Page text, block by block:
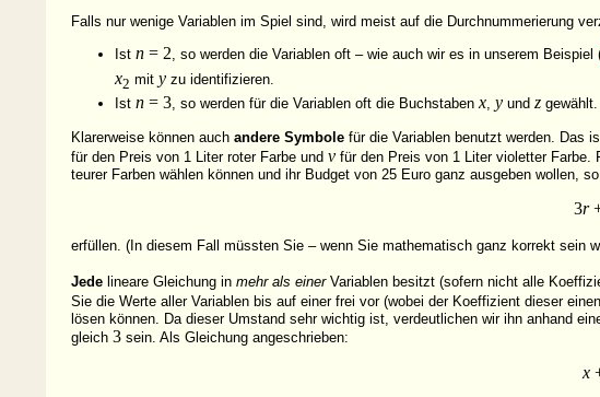
Falls nur wenige Variablen im Spiel sind, wird meist auf die Durchnummerierung
Ist n= 2, so werden die Variablen oft – wie auch wir es in unserem Beispiel
x2 mit yzu identifizieren.
Ist n= 3, so werden für die Variablen oft die Buchstaben x, yund zgewählt.
Klarerweise können auch andere Symbolefür die Variablen benutzt werden. Das
für den Preis von 1 Liter roter Farbe und vfür den Preis von 1 Liter violetter Farbe.
teurer Farben wählen können und ihr Budget von 25 Euro ganz ausgeben wollen,
3r
erfüllen. (In diesem Fall müssten Sie – wenn Sie mathematisch ganz korrekt sein
Jedelineare Gleichung in mehr als einerVariablen besitzt (sofern nicht alle
Sie die Werte aller Variablen bis auf einer frei vor (wobei der Koeffizient dieser einen
lösen können. Da dieser Umstand sehr wichtig ist, verdeutlichen wir ihn anhand
gleich 3sein. Als Gleichung angeschrieben:
x